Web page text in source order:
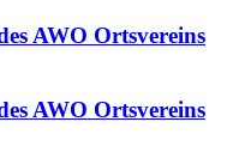
AWO Ortsvereins
AWO Ortsvereins